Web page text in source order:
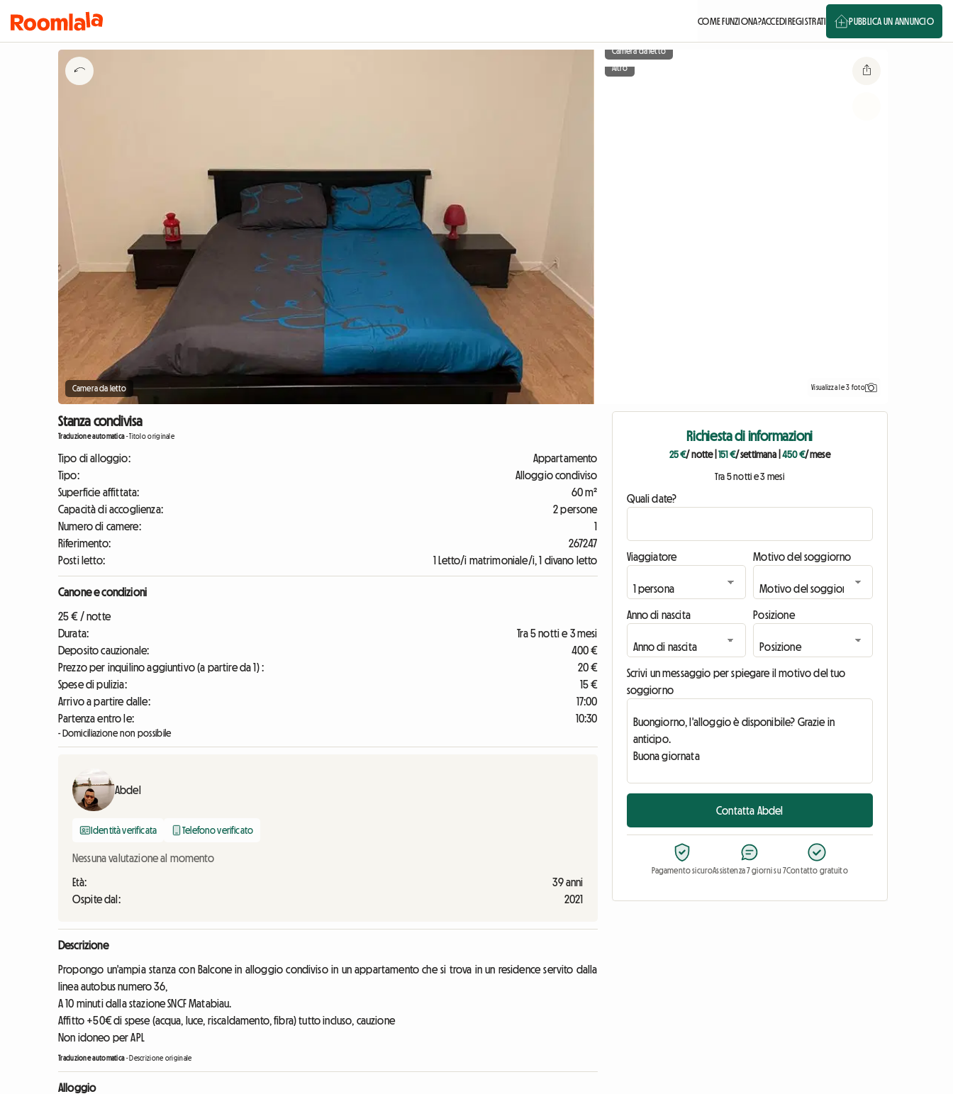
COME FUNZIONA?ACCEDIREGISTRATI PUBBLICA UN ANNUNCIO
Camera da letto
Camera da letto
Altro
Visualizza le 3 foto
Stanza condivisa
Traduzione automatica-Titolo originale
Tipo di alloggio:
Appartamento
Tipo:
Alloggio condiviso
Superficie affittata:
60 m²
Capacità di accoglienza:
2 persone
Numero di camere:
1
Riferimento:
267247
Posti letto:
1 Letto/i matrimoniale/i, 1 divano letto
Canone e condizioni
25 € / notte
Durata:
Tra 5 notti e 3 mesi
Deposito cauzionale:
400 €
Prezzo per inquilino aggiuntivo (a partire da 1) :
20 €
Spese di pulizia:
15 €
Arrivo a partire dalle:
17:00
Partenza entro le:
10:30
- Domiciliazione non possibile
Abdel
Identità verificata Telefono verificato
Nessuna valutazione al momento
Età:
39 anni
Ospite dal:
2021
Descrizione
Propongo un'ampia stanza con Balcone in alloggio condiviso in un appartamento che si trova in un residence servito dalla
linea autobus numero 36,
A 10 minuti dalla stazione SNCF Matabiau.
Affitto +50€ di spese (acqua, luce, riscaldamento, fibra) tutto incluso, cauzione
Non idoneo per APL
Traduzione automatica-Descrizione originale
Alloggio
Richiesta di informazioni
25 €/ notte| 151 €/ settimana |450 €/ mese
Tra 5 notti e 3 mesi
Quali date?
Viaggiatore Motivo del soggiorno
Anno di nascita Posizione
Scrivi un messaggio per spiegare il motivo del tuo
soggiorno
Contatta Abdel
Pagamento sicuroAssistenza 7 giorni su 7Contatto gratuito